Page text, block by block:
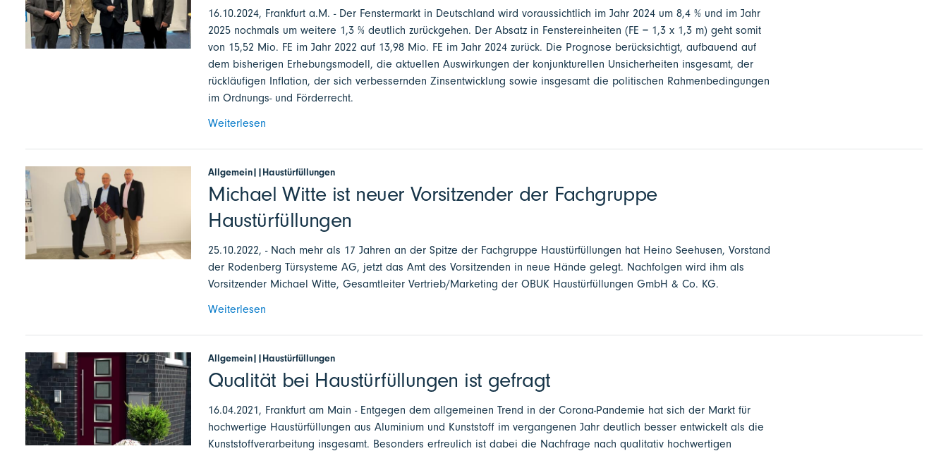
16.10.2024, Frankfurt a.M. - Der Fenstermarkt in Deutschland wird voraussichtlich im Jahr 2024 um 8,4 % und im Jahr
2025 nochmals um weitere 1,3 % deutlich zurückgehen. Der Absatz in Fenstereinheiten (FE = 1,3 x 1,3 m) geht somit
von 15,52 Mio. FE im Jahr 2022 auf 13,98 Mio. FE im Jahr 2024 zurück. Die Prognose berücksichtigt, aufbauend auf
dem bisherigen Erhebungsmodell, die aktuellen Auswirkungen der konjunkturellen Unsicherheiten insgesamt, der
rückläufigen Inflation, der sich verbessernden Zinsentwicklung sowie insgesamt die politischen Rahmenbedingungen
im Ordnungs- und Förderrecht.
Weiterlesen
Allgemein||Haustürfüllungen
Michael Witte ist neuer Vorsitzender der Fachgruppe
Haustürfüllungen
25.10.2022, - Nach mehr als 17 Jahren an der Spitze der Fachgruppe Haustürfüllungen hat Heino Seehusen, Vorstand
der Rodenberg Türsysteme AG, jetzt das Amt des Vorsitzenden in neue Hände gelegt. Nachfolgen wird ihm als
Vorsitzender Michael Witte, Gesamtleiter Vertrieb/Marketing der OBUK Haustürfüllungen GmbH & Co. KG.
Weiterlesen
Allgemein||Haustürfüllungen
Qualität bei Haustürfüllungen ist gefragt
16.04.2021, Frankfurt am Main - Entgegen dem allgemeinen Trend in der Corona-Pandemie hat sich der Markt für
hochwertige Haustürfüllungen aus Aluminium und Kunststoff im vergangenen Jahr deutlich besser entwickelt als die
Kunststoffverarbeitung insgesamt. Besonders erfreulich ist dabei die Nachfrage nach qualitativ hochwertigen